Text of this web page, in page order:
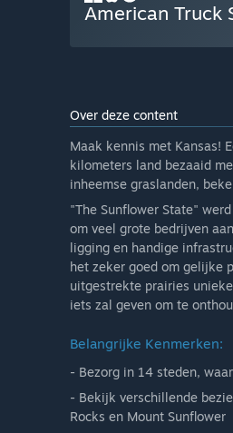
American Truck
Over deze content
Maak kennis met Kansas!
kilometers land bezaaid
inheemse graslanden,
"The Sunflower State"
om veel grote bedrijven
ligging en handige
het zeker goed om gelijke
uitgestrekte prairies
iets zal geven om te
Belangrijke Kenmerken:
- Bezorg in 14 steden,
- Bekijk verschillende
Rocks en Mount Sunflower